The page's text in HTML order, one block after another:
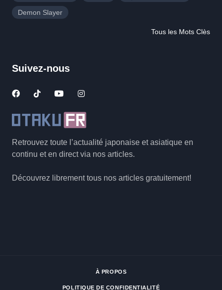
Retrouvez toute l’actualité japonaise et asiatique en
continu et en direct via nos articles.
Découvrez librement tous nos articles gratuitement!
Demon Slayer
Tous les Mots Clès
Suivez-nous
À PROPOS
POLITIQUE DE CONFIDENTIALITÉ